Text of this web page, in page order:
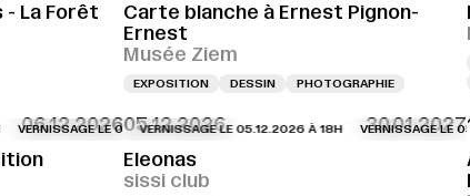
- La Forêt
Carte blanche à Ernest Pignon-
Ernest
Musée Ziem
EXPOSITION DESSIN PHOTOGRAPHIE
06.12.2026
LE 04.12.2026 À 18H VERNISSAGE LE 04.12.2026 À 18H
05.12.2026 30.01.2027
VERNISSAGE LE 05.12.2026 À 18H VERNISSAGE LE
Eleonas
sissi club